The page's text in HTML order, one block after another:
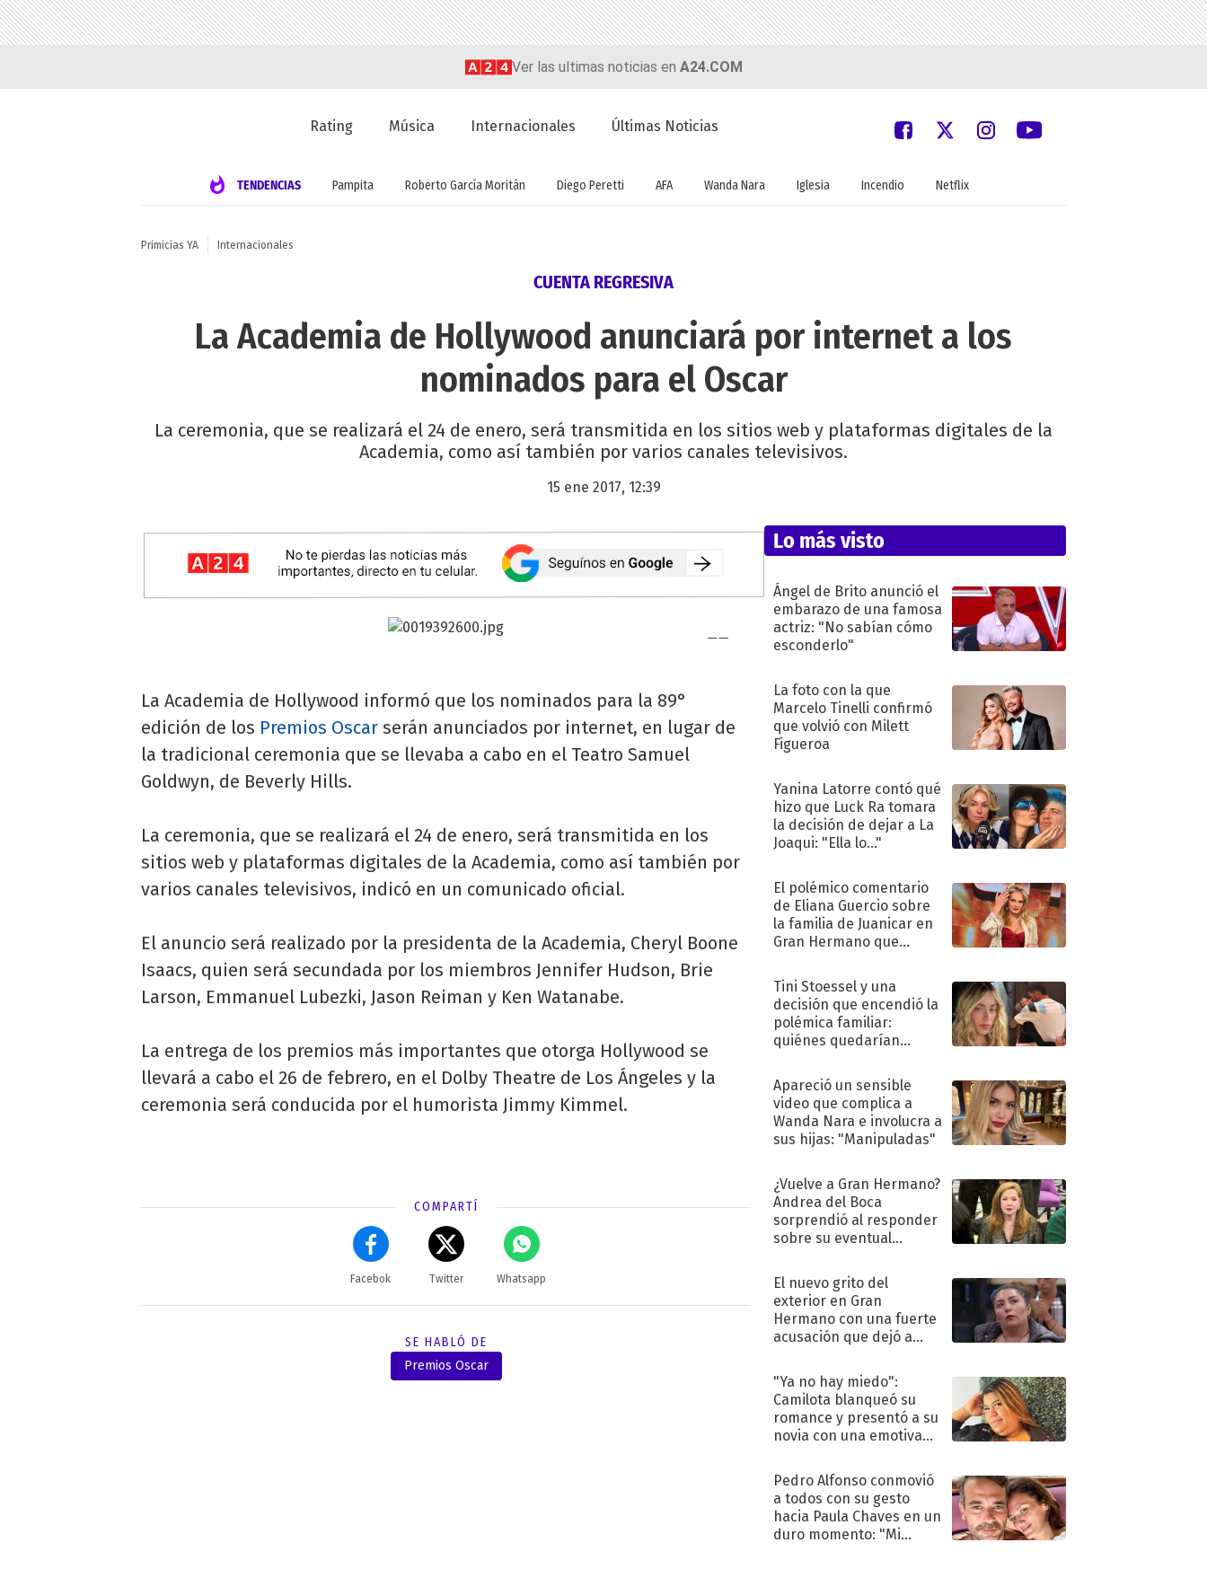
Ver las ultimas noticias en A24.COM
Rating Música Internacionales Últimas Noticias
TENDENCIAS Pampita Roberto García Moritán Diego Peretti AFA Wanda Nara Iglesia Incendio Netflix
Primicias YA Internacionales
CUENTA REGRESIVA
La Academia de Hollywood anunciará por internet a los
nominados para el Oscar
La ceremonia, que se realizará el 24 de enero, será transmitida en los sitios web y plataformas digitales de la
Academia, como así también por varios canales televisivos.
15 ene 2017, 12:39
La Academia de Hollywood informó que los nominados para la 89°
edición de los Premios Oscar serán anunciados por internet, en lugar de
la tradicional ceremonia que se llevaba a cabo en el Teatro Samuel
Goldwyn, de Beverly Hills.
La ceremonia, que se realizará el 24 de enero, será transmitida en los
sitios web y plataformas digitales de la Academia, como así también por
varios canales televisivos, indicó en un comunicado oficial.
El anuncio será realizado por la presidenta de la Academia, Cheryl Boone
Isaacs, quien será secundada por los miembros Jennifer Hudson, Brie
Larson, Emmanuel Lubezki, Jason Reiman y Ken Watanabe.
La entrega de los premios más importantes que otorga Hollywood se
llevará a cabo el 26 de febrero, en el Dolby Theatre de Los Ángeles y la
ceremonia será conducida por el humorista Jimmy Kimmel.
COMPARTÍ
Facebok Twitter Whatsapp
SE HABLÓ DE
Premios Oscar
Lo más visto
Ángel de Brito anunció el
embarazo de una famosa
actriz: "No sabían cómo
esconderlo"
La foto con la que
Marcelo Tinelli confirmó
que volvió con Milett
Figueroa
Yanina Latorre contó qué
hizo que Luck Ra tomara
la decisión de dejar a La
Joaqui: "Ella lo..."
El polémico comentario
de Eliana Guercio sobre
la familia de Juanicar en
Gran Hermano que
Tini Stoessel y una
decisión que encendió la
polémica familiar:
quiénes quedarían
Apareció un sensible
video que complica a
Wanda Nara e involucra a
sus hijas: "Manipuladas"
¿Vuelve a Gran Hermano?
Andrea del Boca
sorprendió al responder
sobre su eventual
El nuevo grito del
exterior en Gran
Hermano con una fuerte
acusación que dejó a
"Traidora"
"Ya no hay miedo":
Camilota blanqueó su
romance y presentó a su
novia con una emotiva
Pedro Alfonso conmovió
a todos con su gesto
hacia Paula Chaves en un
duro momento: "Mi